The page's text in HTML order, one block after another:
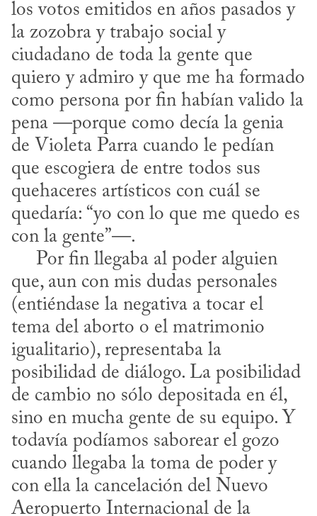
los votos emitidos en años pasados y
la zozobra y trabajo social y
ciudadano de toda la gente que
quiero y admiro y que me ha formado
como persona por fin habían valido la
pena —porque como decía la genia
de Violeta Parra cuando le pedían
que escogiera de entre todos sus
quehaceres artísticos con cuál se
quedaría: “yo con lo que me quedo es
con la gente”—.
que, aun con mis dudas personales
(entiéndase la negativa a tocar el
tema del aborto o el matrimonio
igualitario), representaba la
posibilidad de diálogo. La posibilidad
de cambio no sólo depositada en él,
sino en mucha gente de su equipo. Y
todavía podíamos saborear el gozo
cuando llegaba la toma de poder y
con ella la cancelación del Nuevo
Aeropuerto Internacional de la